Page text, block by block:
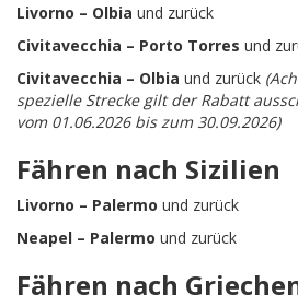
Livorno – Olbia und zurück
Civitavecchia – Porto Torres und
Civitavecchia – Olbia und zurück
spezielle Strecke gilt der Rabatt
vom 01.06.2026 bis zum 30.09.2026)
Fähren nach Sizilien
Livorno – Palermo und zurück
Neapel – Palermo und zurück
Fähren nach